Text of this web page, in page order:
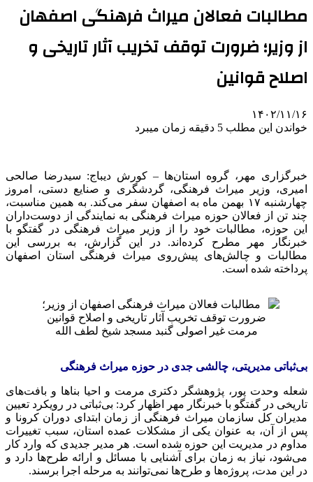
مطالبات فعالان میراث فرهنگی اصفهان
از وزیر؛ ضرورت توقف تخریب آثار تاریخی و
اصلاح قوانین
۱۴۰۲/۱۱/۱۶
خواندن این مطلب 5 دقیقه زمان میبرد
خبرگزاری مهر، گروه استان‌ها – کورش دیباج: سیدرضا صالحی
امیری، وزیر میراث فرهنگی، گردشگری و صنایع دستی، امروز
چهارشنبه ۱۷ بهمن ماه به اصفهان سفر می‌کند. به همین مناسبت،
چند تن از فعالان حوزه میراث فرهنگی به نمایندگی از دوست‌داران
این حوزه، مطالبات خود را از وزیر میراث فرهنگی در گفتگو با
خبرنگار مهر مطرح کرده‌اند. در این گزارش، به بررسی این
مطالبات و چالش‌های پیش‌روی میراث فرهنگی استان اصفهان
پرداخته شده است.
مرمت غیر اصولی گنبد مسجد شیخ لطف الله
بی‌ثباتی مدیریتی، چالشی جدی در حوزه میراث فرهنگی
شعله وحدت پور، پژوهشگر دکتری مرمت و احیا بناها و بافت‌های
تاریخی در گفتگو با خبرنگار مهر اظهار کرد: بی‌ثباتی در رویکرد تعیین
مدیران کل سازمان میراث فرهنگی از زمان ابتدای دوران کرونا و
پس از آن، به عنوان یکی از مشکلات عمده استان، سبب تغییرات
مداوم در مدیریت این حوزه شده است. هر مدیر جدیدی که وارد کار
می‌شود، نیاز به زمان برای آشنایی با مسائل و ارائه طرح‌ها دارد و
در این مدت، پروژه‌ها و طرح‌ها نمی‌توانند به مرحله اجرا برسند.